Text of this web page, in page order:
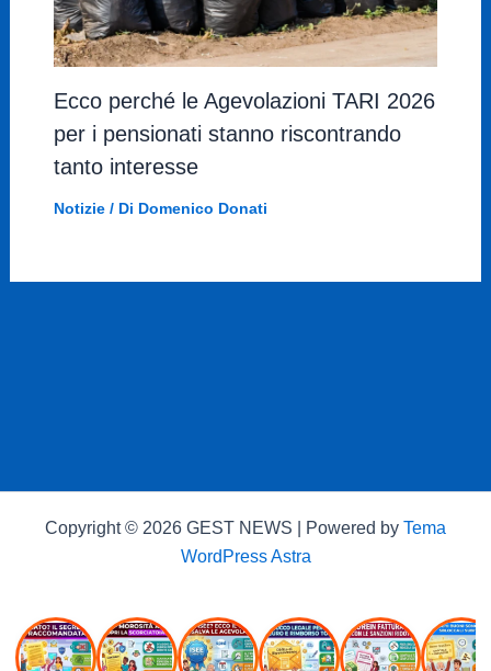
Ecco perché le Agevolazioni TARI 2026
per i pensionati stanno riscontrando
tanto interesse
Notizie/ Di Domenico Donati
Copyright © 2026 GEST NEWS | Powered by Tema
WordPress Astra